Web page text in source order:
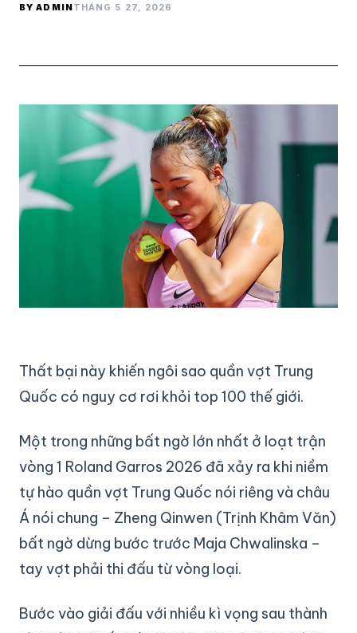
BY ADMINTHÁNG 5 27, 2026
Thất bại này khiến ngôi sao quần vợt Trung
Quốc có nguy cơ rơi khỏi top 100 thế giới.
Một trong những bất ngờ lớn nhất ở loạt trận
vòng 1 Roland Garros 2026 đã xảy ra khi niềm
tự hào quần vợt Trung Quốc nói riêng và châu
Á nói chung – Zheng Qinwen (Trịnh Khâm Văn)
bất ngờ dừng bước trước Maja Chwalinska –
tay vợt phải thi đấu từ vòng loại.
Bước vào giải đấu với nhiều kì vọng sau thành